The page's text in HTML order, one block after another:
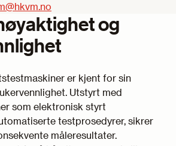
og
er kjent for sin
Utstyrt med
som elektronisk styrt
testprosedyrer, sikrer
måleresultater.